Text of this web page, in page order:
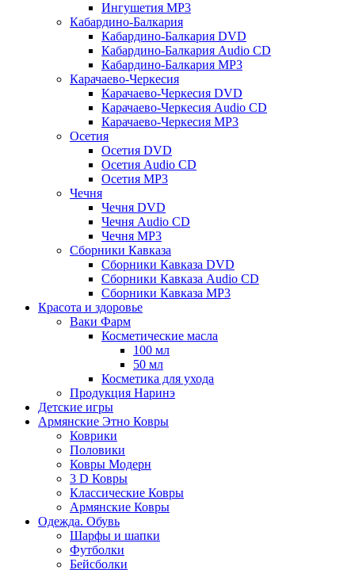
Ингушетия MP3
Кабардино-Балкария
Кабардино-Балкария DVD
Кабардино-Балкария Audio CD
Кабардино-Балкария MP3
Карачаево-Черкесия
Карачаево-Черкесия DVD
Карачаево-Черкесия Audio CD
Карачаево-Черкесия MP3
Осетия
Осетия DVD
Осетия Audio CD
Осетия MP3
Чечня
Чечня DVD
Чечня Audio CD
Чечня MP3
Сборники Кавказа
Сборники Кавказа DVD
Сборники Кавказа Audio CD
Сборники Кавказа MP3
Красота и здоровье
Ваки Фарм
Косметические масла
100 мл
50 мл
Косметика для ухода
Продукция Наринэ
Детские игры
Армянские Этно Ковры
Коврики
Половики
Ковры Модерн
3 D Ковры
Классические Ковры
Армянские Ковры
Одежда. Обувь
Шарфы и шапки
Футболки
Бейсболки